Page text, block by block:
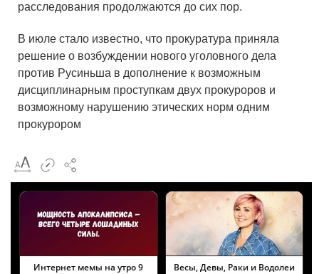
расследования продолжаются до сих пор.
В июле стало известно, что прокуратура приняла
решение о возбуждении нового уголовного дела
против Русиньша в дополнение к возможным
дисциплинарным проступкам двух прокуроров и
возможному нарушению этических норм одним
прокурором
Интернет мемы на утро 9
Весы, Девы, Раки и Водолеи